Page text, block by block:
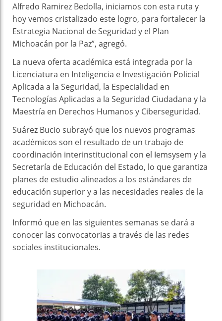
Alfredo Ramirez Bedolla, iniciamos con esta ruta y
hoy vemos cristalizado este logro, para fortalecer la
Estrategia Nacional de Seguridad y el Plan
Michoacán por la Paz”, agregó.
La nueva oferta académica está integrada por la
Licenciatura en Inteligencia e Investigación Policial
Aplicada a la Seguridad, la Especialidad en
Tecnologías Aplicadas a la Seguridad Ciudadana y la
Maestría en Derechos Humanos y Ciberseguridad.
Suárez Bucio subrayó que los nuevos programas
académicos son el resultado de un trabajo de
coordinación interinstitucional con el Iemsysem y la
Secretaría de Educación del Estado, lo que garantiza
planes de estudio alineados a los estándares de
educación superior y a las necesidades reales de la
seguridad en Michoacán.
Informó que en las siguientes semanas se dará a
conocer las convocatorias a través de las redes
sociales institucionales.